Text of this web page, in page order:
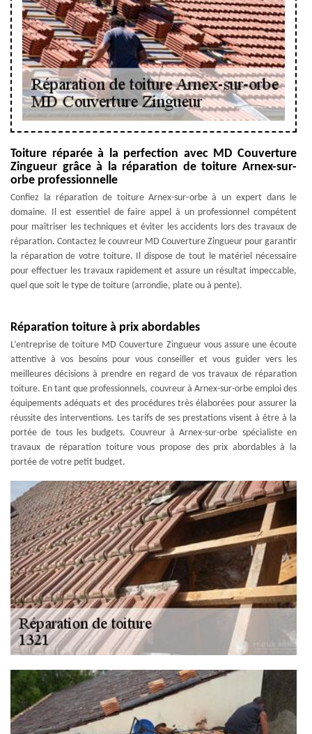
Toiture réparée à la perfection avec MD Couverture
Zingueur grâce à la réparation de toiture Arnex-sur-
orbe professionnelle
Confiez la réparation de toiture Arnex-sur-orbe à un expert dans le
domaine. Il est essentiel de faire appel à un professionnel compétent
pour maîtriser les techniques et éviter les accidents lors des travaux de
réparation. Contactez le couvreur MD Couverture Zingueur pour garantir
la réparation de votre toiture. Il dispose de tout le matériel nécessaire
pour effectuer les travaux rapidement et assure un résultat impeccable,
quel que soit le type de toiture (arrondie, plate ou à pente).
Réparation toiture à prix abordables
L’entreprise de toiture MD Couverture Zingueur vous assure une écoute
attentive à vos besoins pour vous conseiller et vous guider vers les
meilleures décisions à prendre en regard de vos travaux de réparation
toiture. En tant que professionnels, couvreur à Arnex-sur-orbe emploi des
équipements adéquats et des procédures très élaborées pour assurer la
réussite des interventions. Les tarifs de ses prestations visent à être à la
portée de tous les budgets. Couvreur à Arnex-sur-orbe spécialiste en
travaux de réparation toiture vous propose des prix abordables à la
portée de votre petit budget.